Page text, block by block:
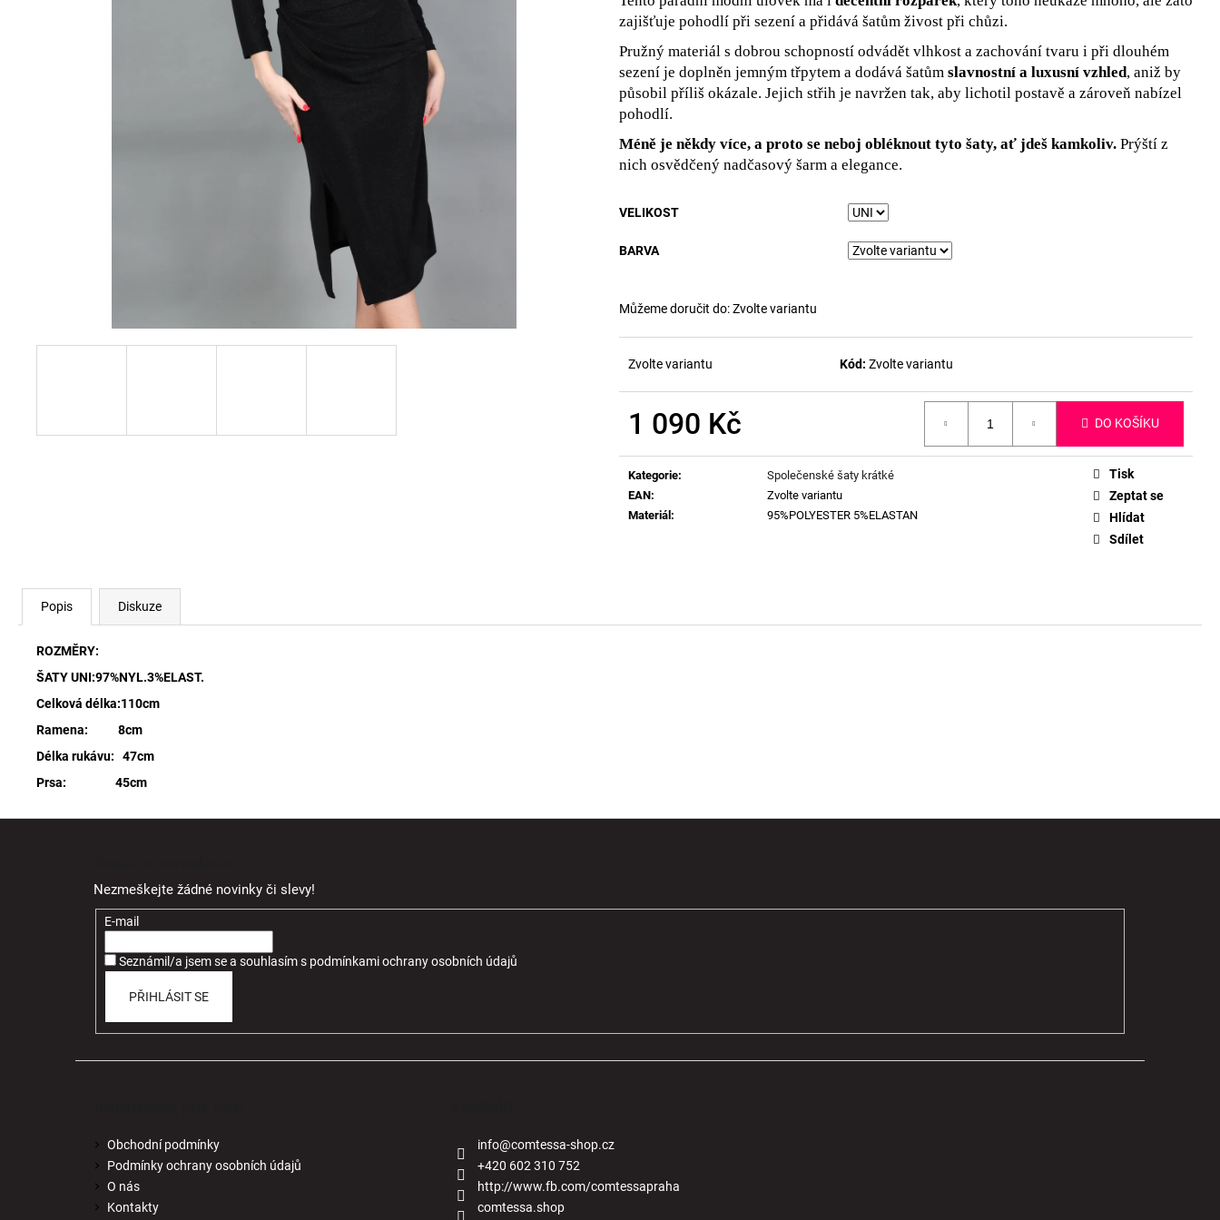
zajišťuje pohodlí při sezení a přidává šatům živost při chůzi.
Pružný materiál s dobrou schopností odvádět vlhkost a zachování tvaru i při dlouhém
sezení je doplněn jemným třpytem a dodává šatům slavnostní a luxusní vzhled, aniž by
působil příliš okázale. Jejich střih je navržen tak, aby lichotil postavě a zároveň nabízel
pohodlí.
Méně je někdy více, a proto se neboj obléknout tyto šaty, ať jdeš kamkoliv. Prýští z
nich osvědčený nadčasový šarm a elegance.
VELIKOST
BARVA
Můžeme doručit do:Zvolte variantu
Zvolte variantu Kód: Zvolte variantu
1 090 Kč DO KOŠÍKU
Kategorie:
Společenské šaty krátké
EAN:
Zvolte variantu
Materiál: 95%POLYESTER 5%ELASTAN
Tisk
Zeptat se
Hlídat
Sdílet
Popis Diskuze
ROZMĚRY:
ŠATY UNI:97%NYL.3%ELAST.
Celková délka:110cm
Ramena: 8cm
Délka rukávu: 47cm
Prsa: 45cm
Nezmeškejte žádné novinky či slevy!
E-mail
Seznámil/a jsem se a souhlasíms podmínkami ochrany osobních údajů
PŘIHLÁSIT SE
Obchodní podmínky
Podmínky ochrany osobních údajů
O nás
Kontakty
info@comtessa-shop.cz
+420 602 310 752
http://www.fb.com/comtessapraha
comtessa.shop